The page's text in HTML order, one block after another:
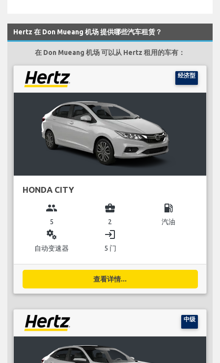
Hertz 在 Don Mueang 机场 提供哪些汽车租赁？
在 Don Mueang 机场 可以从 Hertz 租用的车有：
经济型
HONDA CITY
group
5
business_center
2
local_gas_station
汽油
miscellaneous_services
自动变速器
login
5 门
查看详情...
中级